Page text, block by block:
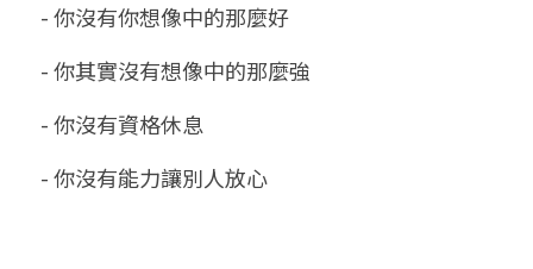
- 你沒有你想像中的那麼好
- 你其實沒有想像中的那麼強
- 你沒有資格休息
- 你沒有能力讓別人放心